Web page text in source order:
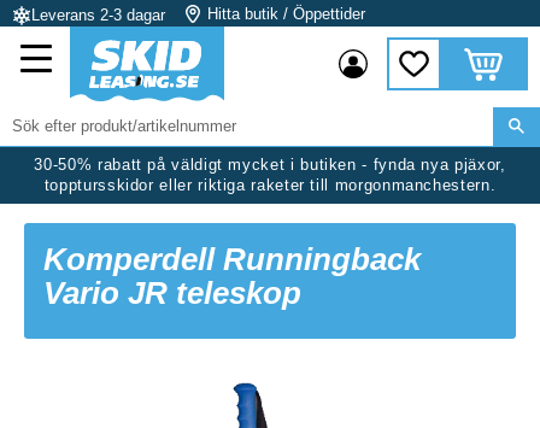
Meny
Leverans 2-3 dagar Hitta butik / Öppettider
Favoriter
Kundvagn
30-50% rabatt på väldigt mycket i butiken - fynda nya pjäxor,
topptursskidor eller riktiga raketer till morgonmanchestern.
Komperdell Runningback
Vario JR teleskop